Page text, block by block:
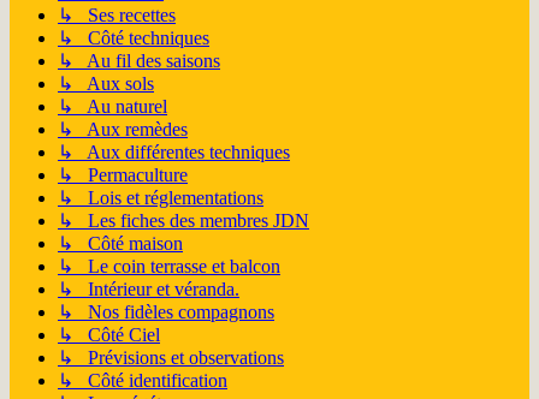
↳ Ses recettes
↳ Côté techniques
↳ Au fil des saisons
↳ Aux sols
↳ Au naturel
↳ Aux remèdes
↳ Aux différentes techniques
↳ Permaculture
↳ Lois et réglementations
↳ Les fiches des membres JDN
↳ Côté maison
↳ Le coin terrasse et balcon
↳ Intérieur et véranda.
↳ Nos fidèles compagnons
↳ Côté Ciel
↳ Prévisions et observations
↳ Côté identification